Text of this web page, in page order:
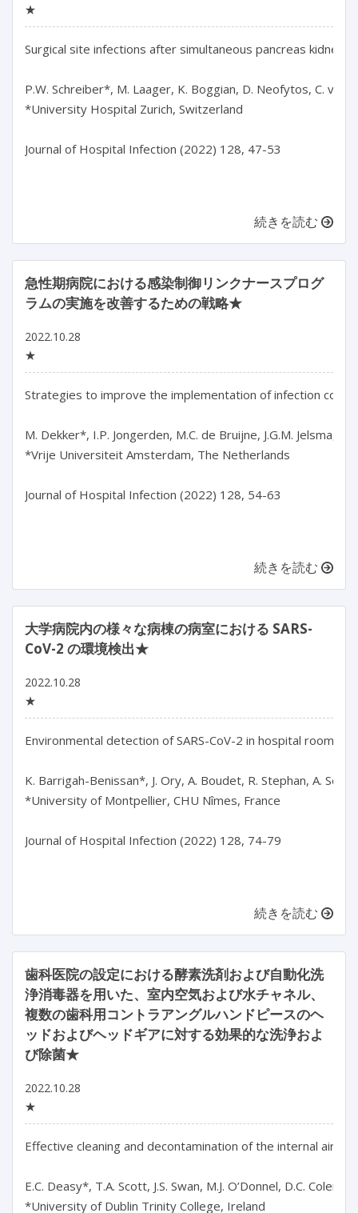
★
Surgical site infections after simultaneous pancreas kidney
P.W. Schreiber*, M. Laager, K. Boggian, D. Neofytos, C. van
*University Hospital Zurich, Switzerland
Journal of Hospital Infection (2022) 128, 47-53
続きを読む
急性期病院における感染制御リンクナースプログ
ラムの実施を改善するための戦略★
2022.10.28
★
Strategies to improve the implementation of infection
M. Dekker*, I.P. Jongerden, M.C. de Bruijne, J.G.M. Jelsma,
*Vrije Universiteit Amsterdam, The Netherlands
Journal of Hospital Infection (2022) 128, 54-63
続きを読む
大学病院内の様々な病棟の病室における SARS-
CoV-2 の環境検出★
2022.10.28
★
Environmental detection of SARS-CoV-2 in hospital rooms
K. Barrigah-Benissan*, J. Ory, A. Boudet, R. Stephan, A.
*University of Montpellier, CHU Nîmes, France
Journal of Hospital Infection (2022) 128, 74-79
続きを読む
歯科医院の設定における酵素洗剤および自動化洗
浄消毒器を用いた、室内空気および水チャネル、
複数の歯科用コントラアングルハンドピースのヘ
ッドおよびヘッドギアに対する効果的な洗浄およ
び除菌★
2022.10.28
★
Effective cleaning and decontamination of the internal air
E.C. Deasy*, T.A. Scott, J.S. Swan, M.J. O’Donnel, D.C. Coleman
*University of Dublin Trinity College, Ireland